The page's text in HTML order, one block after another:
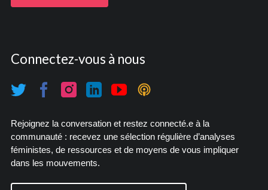
Connectez-vous à nous
Rejoignez la conversation et restez connecté.e à la
communauté : recevez une sélection régulière d’analyses
féministes, de ressources et de moyens de vous impliquer
dans les mouvements.